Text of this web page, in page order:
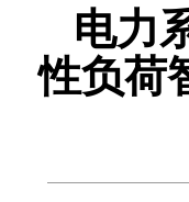
电力
性负荷